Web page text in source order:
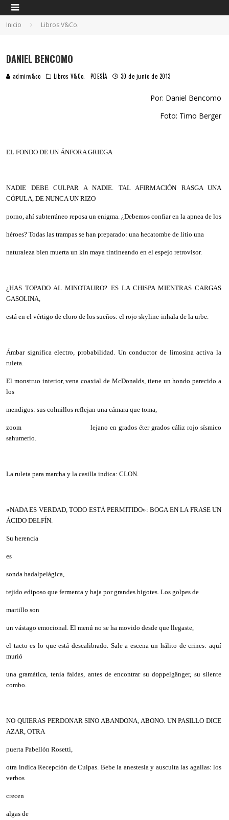
Inicio Libros V&Co.
DANIEL BENCOMO
adminv&co Libros V&Co. POESÍA 30 de junio de 2013
Por: Daniel Bencomo
Foto: Timo Berger
EL FONDO DE UN ÁNFORA GRIEGA
NADIE DEBE CULPAR A NADIE. TAL AFIRMACIÓN RASGA UNA
CÓPULA, DE NUNCA UN RIZO
porno, ahí subterráneo reposa un enigma. ¿Debemos confiar en la apnea de los
héroes? Todas las trampas se han preparado: una hecatombe de litio una
naturaleza bien muerta un kin maya tintineando en el espejo retrovisor.
¿HAS TOPADO AL MINOTAURO? ES LA CHISPA MIENTRAS CARGAS
GASOLINA,
está en el vértigo de cloro de los sueños: el rojo skyline-inhala de la urbe.
Ámbar significa electro, probabilidad. Un conductor de limosina activa la
ruleta.
El monstruo interior, vena coaxial de McDonalds, tiene un hondo parecido a
los
mendigos: sus colmillos reflejan una cámara que toma,
zoom lejano en grados éter grados cáliz rojo sísmico
sahumerio.
La ruleta para marcha y la casilla indica: CLON.
«NADA ES VERDAD, TODO ESTÁ PERMITIDO»: BOGA EN LA FRASE UN
ÁCIDO DELFÍN.
Su herencia
es
sonda hadalpelágica,
tejido ediposo que fermenta y baja por grandes bigotes. Los golpes de
martillo son
un vástago emocional. El menú no se ha movido desde que llegaste,
el tacto es lo que está descalibrado. Sale a escena un hálito de crines: aquí
murió
una gramática, tenía faldas, antes de encontrar su doppelgänger, su silente
combo.
NO QUIERAS PERDONAR SINO ABANDONA, ABONO. UN PASILLO DICE
AZAR, OTRA
puerta Pabellón Rosetti,
otra indica Recepción de Culpas. Bebe la anestesia y ausculta las agallas: los
verbos
crecen
algas de